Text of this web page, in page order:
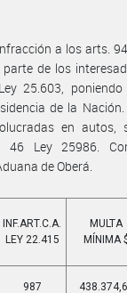
a los arts.
de los
25.603,
de la
en autos,
Ley 25986.
de Oberá.
INF.ART.C.A.
LEY 22.415
MULTA
MÍNIMA
987